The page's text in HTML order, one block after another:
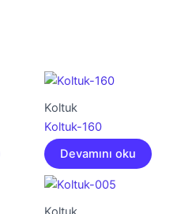
Koltuk
Koltuk-160
Devamını oku